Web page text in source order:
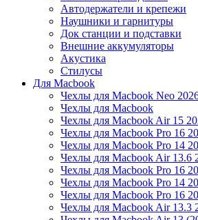
Автодержатели и крепежи
Наушники и гарнитуры
Док станции и подставки
Внешние аккумуляторы
Акустика
Стилусы
Для Macbook
Чехлы для Macbook Neo
Чехлы для Macbook
Чехлы для Macbook Air 15
Чехлы для Macbook Pro 16
Чехлы для Macbook Pro 14
Чехлы для Macbook Air 13.6
Чехлы для Macbook Pro 16
Чехлы для Macbook Pro 14
Чехлы для Macbook Pro 16
Чехлы для Macbook Air 13.3